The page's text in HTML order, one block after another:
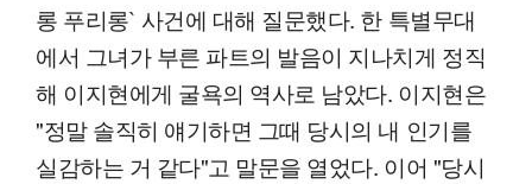
롱 푸리롱` 사건에 대해 질문했다. 한 특별무대
에서 그녀가 부른 파트의 발음이 지나치게 정직
해 이지현에게 굴욕의 역사로 남았다. 이지현은
"정말 솔직히 얘기하면 그때 당시의 내 인기를
실감하는 거 같다"고 말문을 열었다. 이어 "당시